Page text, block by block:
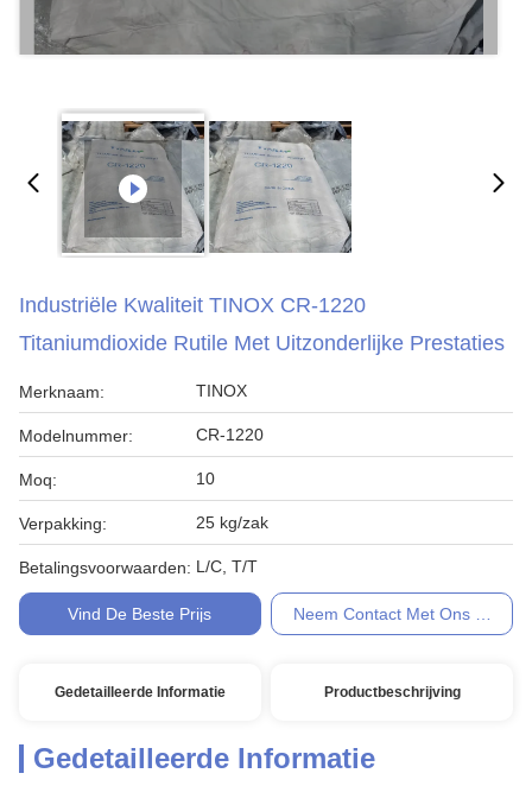
Industriële Kwaliteit TINOX CR-1220
Titaniumdioxide Rutile Met Uitzonderlijke Prestaties
Merknaam: TINOX
Modelnummer: CR-1220
Moq: 10
Verpakking: 25 kg/zak
Betalingsvoorwaarden: L/C, T/T
Vind De Beste Prijs Neem Contact Met Ons Op
Gedetailleerde Informatie Productbeschrijving
Gedetailleerde Informatie